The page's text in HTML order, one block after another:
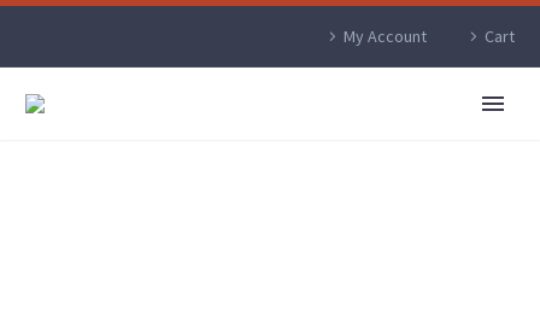
My Account Cart